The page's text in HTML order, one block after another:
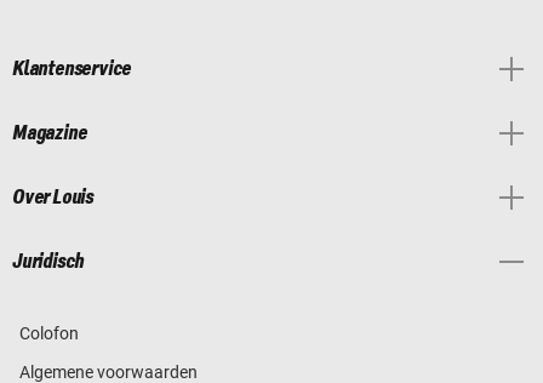
Klantenservice
Magazine
Over Louis
Juridisch
Colofon
Algemene voorwaarden